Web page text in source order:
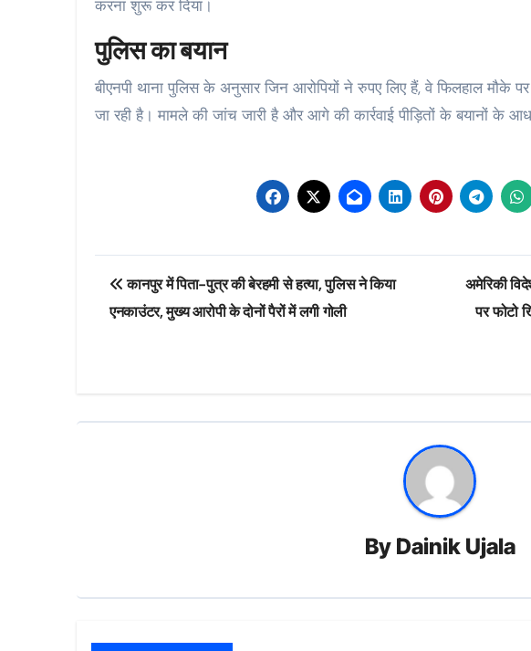
करना शुरू कर दिया।
पुलिस का बयान
बीएनपी थाना पुलिस के अनुसार जिन आरोपियों ने रुपए लिए हैं, वे फिलहाल मौके
जा रही है। मामले की जांच जारी है और आगे की कार्रवाई पीड़ितों के बयानों के
Post
navigation
कानपुर में पिता-पुत्र की बेरहमी से हत्या, पुलिस ने किया
एनकाउंटर, मुख्य आरोपी के दोनों पैरों में लगी गोली
अमेरिकी
पर फोटो
By Dainik Ujala